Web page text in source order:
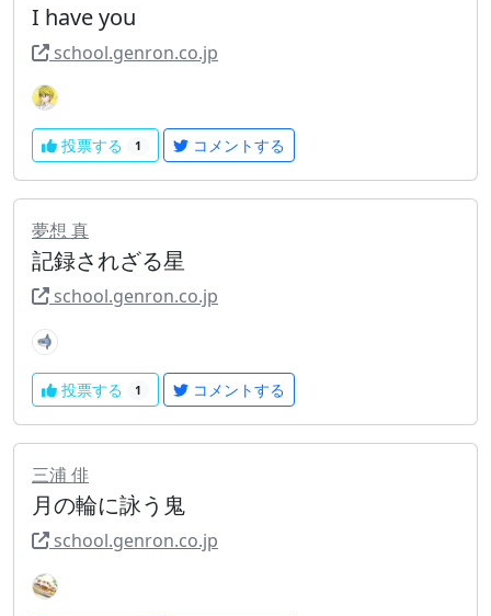
I have you
school.genron.co.jp
投票する 1 コメントする
夢想 真
記録されざる星
school.genron.co.jp
投票する 1 コメントする
三浦 俳
月の輪に詠う鬼
school.genron.co.jp